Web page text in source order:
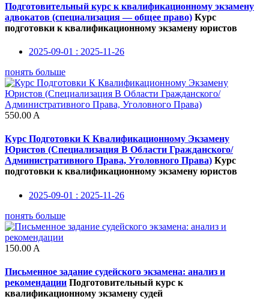
Подготовительный курс к квалификационному экзамену
адвокатов (специализация — общее право) Курс
подготовки к квалификационному экзамену юристов
2025-09-01 : 2025-11-26
понять больше
550.00 A
Курс Подготовки К Квалификационному Экзамену
Юристов (Специализация В Области Гражданского/
Административного Права, Уголовного Права) Курс
подготовки к квалификационному экзамену юристов
2025-09-01 : 2025-11-26
понять больше
150.00 A
Письменное задание судейского экзамена: анализ и
рекомендации Подготовительный курс к
квалификационному экзамену судей